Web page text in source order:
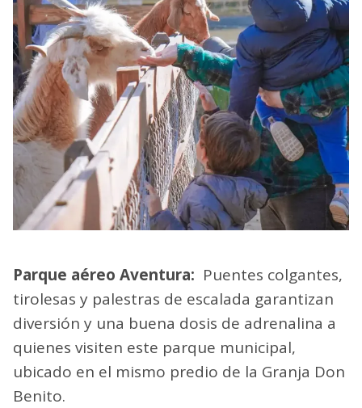
Parque aéreo Aventura: Puentes colgantes,
tirolesas y palestras de escalada garantizan
diversión y una buena dosis de adrenalina a
quienes visiten este parque municipal,
ubicado en el mismo predio de la Granja Don
Benito.